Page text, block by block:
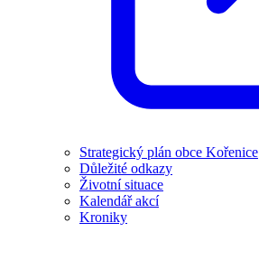
Strategický plán obce Kořenice
Důležité odkazy
Životní situace
Kalendář akcí
Kroniky